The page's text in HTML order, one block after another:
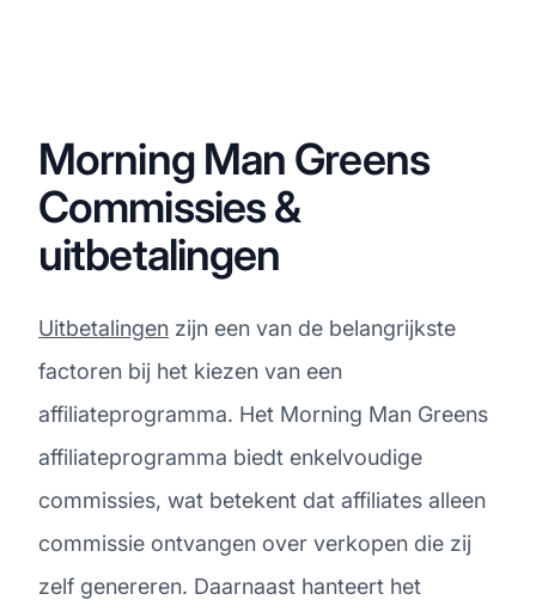
Morning Man Greens
Commissies &
uitbetalingen
Uitbetalingen zijn een van de belangrijkste
factoren bij het kiezen van een
affiliateprogramma. Het Morning Man Greens
affiliateprogramma biedt enkelvoudige
commissies, wat betekent dat affiliates alleen
commissie ontvangen over verkopen die zij
zelf genereren. Daarnaast hanteert het